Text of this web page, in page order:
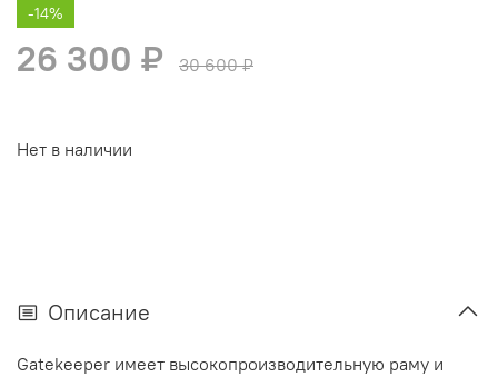
Нет в наличии
-14%
26 300 ₽ 30 600 ₽
Описание
Gatekeeper имеет высокопроизводительную раму и